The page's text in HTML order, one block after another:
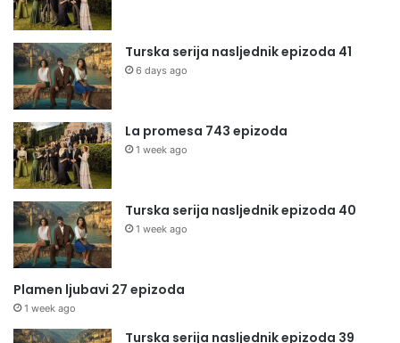
Turska serija nasljednik epizoda 41
6 days ago
La promesa 743 epizoda
1 week ago
Turska serija nasljednik epizoda 40
1 week ago
Plamen ljubavi 27 epizoda
1 week ago
Turska serija nasljednik epizoda 39